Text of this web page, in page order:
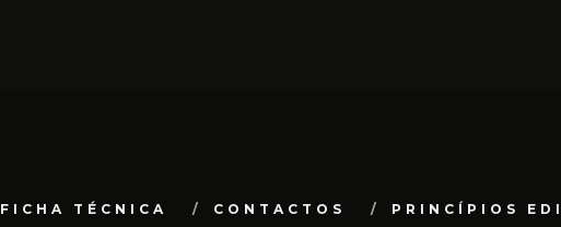
FICHA TÉCNICA CONTACTOS PRINCÍPIOS